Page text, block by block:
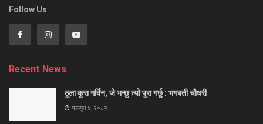
Follow Us
Recent News
ठूला कुरा गर्दिन, जे भन्छु त्यो पूरा गर्छु : भगबती चौधरी
फाल्गुन ४, २०८२